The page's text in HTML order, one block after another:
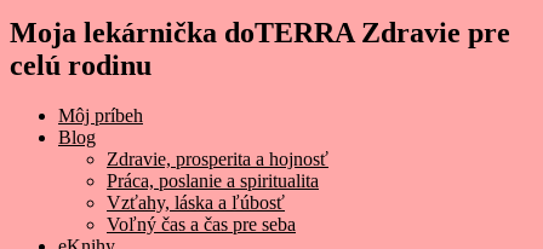
Moja lekárnička doTERRA Zdravie pre
celú rodinu
Môj príbeh
Blog
Zdravie, prosperita a hojnosť
Práca, poslanie a spiritualita
Vzťahy, láska a ľúbosť
Voľný čas a čas pre seba